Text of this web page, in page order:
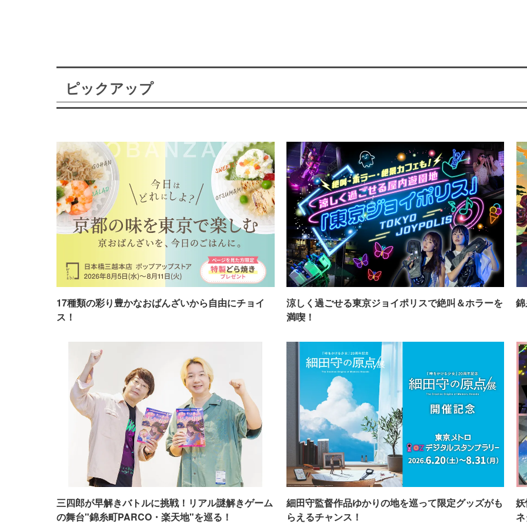
ピックアップ
17種類の彩り豊かなおばんざいから自由にチョイ
ス！
涼しく過ごせる東京ジョイポリスで絶叫＆ホラーを
満喫！
三四郎が早解きバトルに挑戦！リアル謎解きゲーム
の舞台"錦糸町PARCO・楽天地"を巡る！
細田守監督作品ゆかりの地を巡って限定グッズがも
らえるチャンス！